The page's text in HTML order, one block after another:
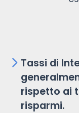
Tassi di
rispetto ai
risparmi.